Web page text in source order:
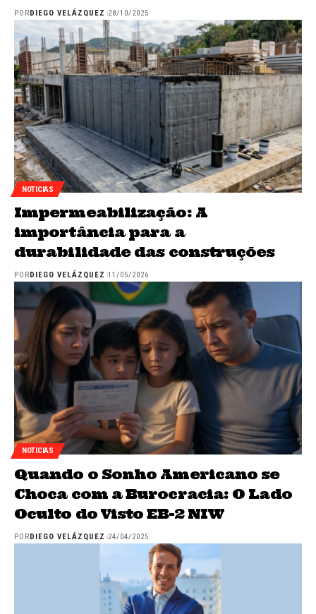
POR DIEGO VELÁZQUEZ 28/10/2025
NOTICIAS
Impermeabilização: A
importância para a
durabilidade das construções
POR DIEGO VELÁZQUEZ 11/05/2026
NOTICIAS
Quando o Sonho Americano se
Choca com a Burocracia: O Lado
Oculto do Visto EB-2 NIW
PORDIEGO VELÁZQUEZ 24/04/2025